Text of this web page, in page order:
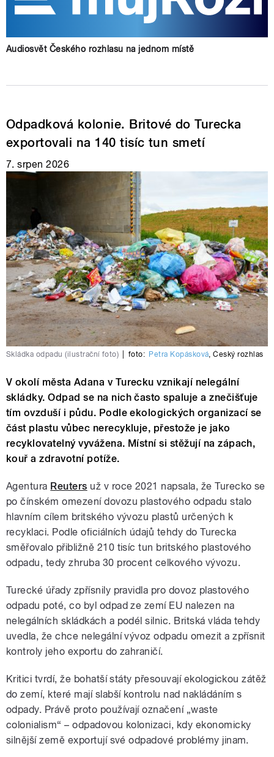
Audiosvět Českého rozhlasu na jednom místě
Odpadková kolonie. Britové do Turecka
exportovali na 140 tisíc tun smetí
7. srpen 2026
Skládka odpadu (ilustrační foto) foto: Petra Kopásková ,Český rozhlas
V okolí města Adana v Turecku vznikají nelegální
skládky. Odpad se na nich často spaluje a znečišťuje
tím ovzduší i půdu. Podle ekologických organizací se
část plastu vůbec nerecykluje, přestože je jako
recyklovatelný vyvážena. Místní si stěžují na zápach,
kouř a zdravotní potíže.
Agentura Reuters už v roce 2021 napsala, že Turecko se
po čínském omezení dovozu plastového odpadu stalo
hlavním cílem britského vývozu plastů určených k
recyklaci. Podle oficiálních údajů tehdy do Turecka
směřovalo přibližně 210 tisíc tun britského plastového
odpadu, tedy zhruba 30 procent celkového vývozu.
Turecké úřady zpřísnily pravidla pro dovoz plastového
odpadu poté, co byl odpad ze zemí EU nalezen na
nelegálních skládkách a podél silnic. Britská vláda tehdy
uvedla, že chce nelegální vývoz odpadu omezit a zpřísnit
kontroly jeho exportu do zahraničí.
Kritici tvrdí, že bohatší státy přesouvají ekologickou zátěž
do zemí, které mají slabší kontrolu nad nakládáním s
odpady. Právě proto používají označení „waste
colonialism“ – odpadovou kolonizaci, kdy ekonomicky
silnější země exportují své odpadové problémy jinam.